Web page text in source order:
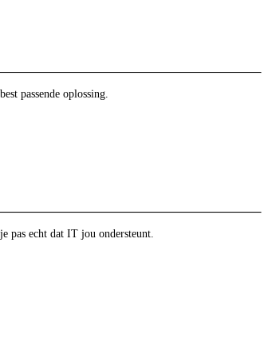
passende oplossing.
pas echt dat IT jou ondersteunt.